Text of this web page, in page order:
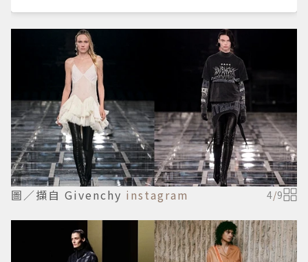
圖／擷自 Givenchy instagram 4/9